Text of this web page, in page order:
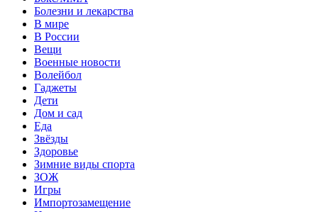
Болезни и лекарства
В мире
В России
Вещи
Военные новости
Волейбол
Гаджеты
Дети
Дом и сад
Еда
Звёзды
Здоровье
Зимние виды спорта
ЗОЖ
Игры
Импортозамещение